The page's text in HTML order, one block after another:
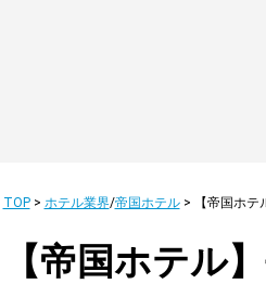
TOP> ホテル業界/帝国ホテル>
【帝国ホテル